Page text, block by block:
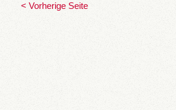
< Vorherige Seite